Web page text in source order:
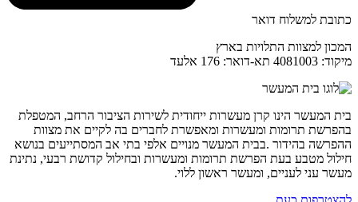
כתובת למשלוח דואר
המכון למצוות התלויות בארץ
מיקוד: 4081003 תא-דואר: 176 אלעד
בית המעשר הינו קרן מעשרות ייחודית לשירות הציבור הרחב, המטפלת
בהפרשת תרומות ומעשרות ומאפשרת לחברים בה לקיים את מצוות
ההפרשה בהידור .בבית המעשר מנויים אלפי בתי אב המסתייעים בנושא
חילול מטבע בעת הפרשת תרומות ומעשרות ובחילול קדושת רבעי, נתינת
מעשר עני לעניים, ומעשר ראשון ללוי.